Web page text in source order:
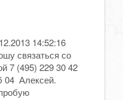
14:52:16
связаться со
7 (495) 229 30 42
04 Алексей.